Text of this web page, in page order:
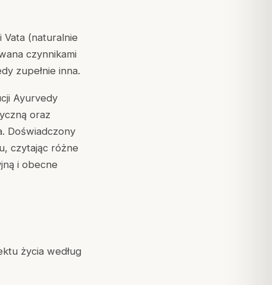
Vata (naturalnie
czynnikami
zupełnie inna.
Ayurvedy
oraz
Doświadczony
czytając różne
i obecne
życia według